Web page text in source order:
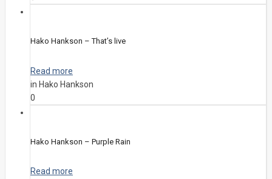
Hako Hankson – That’s live
Read more
in Hako Hankson
0
Hako Hankson – Purple Rain
Read more